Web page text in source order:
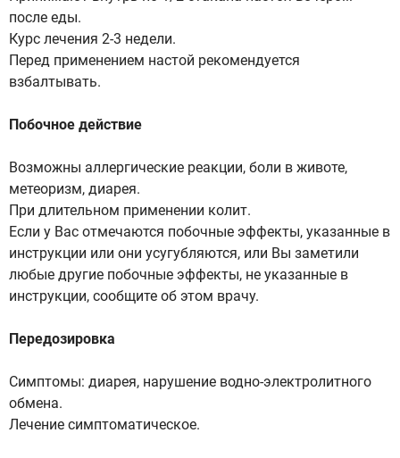
после еды.
Курс лечения 2-3 недели.
Перед применением настой рекомендуется
взбалтывать.
Побочное действие
Возможны аллергические реакции, боли в животе,
метеоризм, диарея.
При длительном применении колит.
Если у Вас отмечаются побочные эффекты, указанные в
инструкции или они усугубляются, или Вы заметили
любые другие побочные эффекты, не указанные в
инструкции, сообщите об этом врачу.
Передозировка
Симптомы: диарея, нарушение водно-электролитного
обмена.
Лечение симптоматическое.